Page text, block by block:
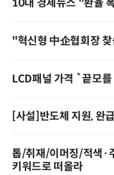
10대 경제뉴스 "환율
"혁신형 中企협회장
LCD패널 가격 `끝모
[사설]반도체 지원, 완
톱/취재/이머징/적색·
키워드로 떠올라